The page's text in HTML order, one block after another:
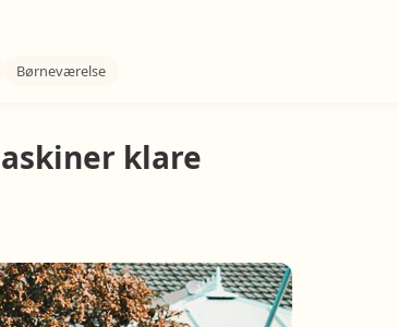
Børneværelse
klare